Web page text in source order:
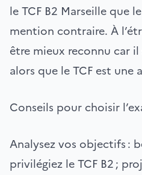
le TCF B2 Marseille que
mention contraire. À
être mieux reconnu car il
alors que le TCF est
Conseils pour choisir
Analysez vos objectifs :
privilégiez le TCF B2 ;